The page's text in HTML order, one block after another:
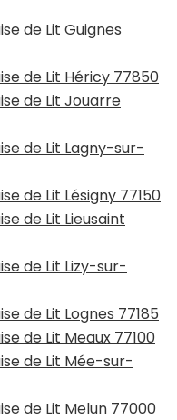
de Lit Guignes
de Lit Héricy 77850
de Lit Jouarre
de Lit Lagny-sur-
de Lit Lésigny 77150
de Lit Lieusaint
de Lit Lizy-sur-
de Lit Lognes 77185
de Lit Meaux 77100
de Lit Mée-sur-
de Lit Melun 77000